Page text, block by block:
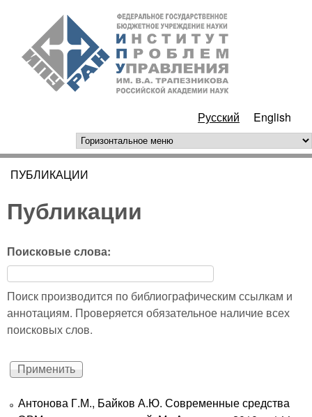
Перейти к основному
содержанию
РАН
Русский English
горизонтальное меню
Вы здесь
ПУБЛИКАЦИИ
Публикации
Поисковые слова:
Поиск производится по библиографическим ссылкам и
аннотациям. Проверяется обязательное наличие всех
поисковых слов.
Антонова Г.М., Байков А.Ю. Современные средства